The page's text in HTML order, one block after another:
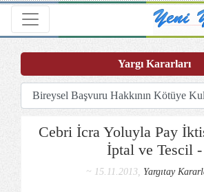
Toggle navigation
Cebri İcra Yoluyla Pay
İptal ve Tescil -
~ 15.11.2013, Yargıtay
Yargı Kararları